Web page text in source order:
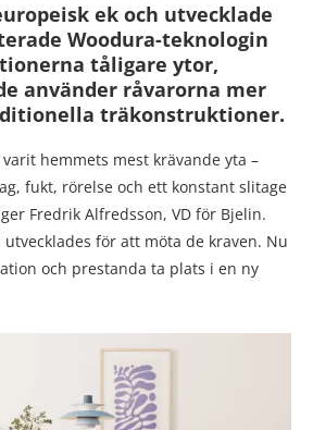
ek och utvecklade
Woodura-teknologin
tåligare ytor,
använder råvarorna mer
träkonstruktioner.
hemmets mest krävande yta –
fukt, rörelse och ett konstant slitage
Fredrik Alfredsson, VD för Bjelin.
utvecklades för att möta de kraven. Nu
och prestanda ta plats i en ny